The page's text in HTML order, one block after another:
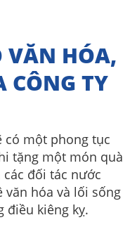
VĂN HÓA,
CÔNG TY
có một phong tục
tặng một món quà
đối tác nước
văn hóa và lối sống
điều kiêng kỵ.